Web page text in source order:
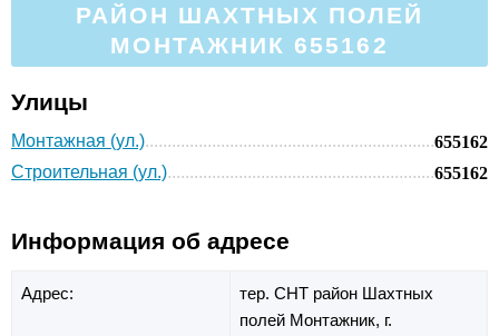
РАЙОН ШАХТНЫХ ПОЛЕЙ
МОНТАЖНИК 655162
Улицы
Монтажная (ул.)
655162
Строительная (ул.)
655162
Информация об адресе
Адрес:
тер. СНТ район Шахтных
полей Монтажник, г.